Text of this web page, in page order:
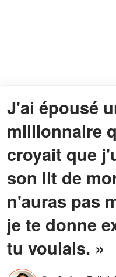
J'ai épousé
millionnaire
croyait que
son lit de
n'auras pas
je te donne
tu voulais. »